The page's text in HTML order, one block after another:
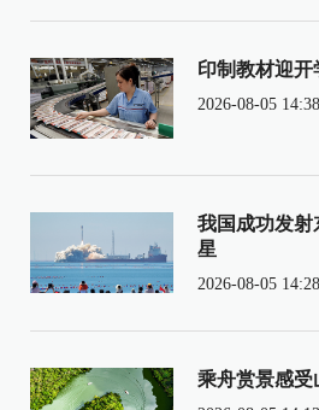
印制教材迎开
2026-08-05 14:38
我国成功发射
星
2026-08-05 14:28
乘舟赏景感受